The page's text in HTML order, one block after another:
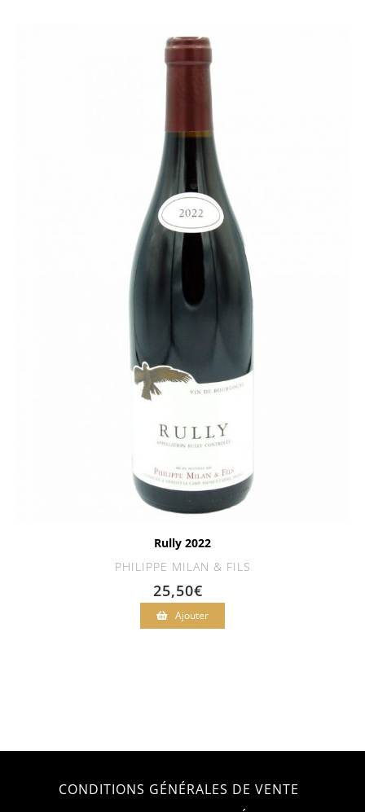
Rully 2022
PHILIPPE MILAN & FILS
25,50€
Ajouter
CONDITIONS GÉNÉRALES DE VENTE